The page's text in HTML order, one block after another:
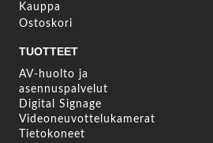
Kauppa
Ostoskori
TUOTTEET
AV-huolto ja
asennuspalvelut
Digital Signage
Videoneuvottelukamerat
Tietokoneet